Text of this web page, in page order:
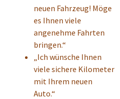
neuen Fahrzeug! Möge
es Ihnen viele
angenehme Fahrten
bringen.“
„Ich wünsche Ihnen
viele sichere Kilometer
mit Ihrem neuen
Auto.“